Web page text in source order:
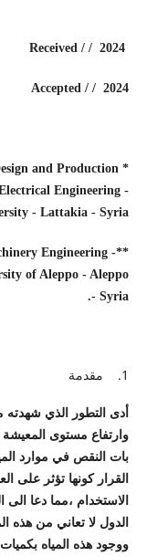
Accepted / / 2024
and Production
Engineering -
- Lattakia - Syria.
Engineering -
of Aleppo - Aleppo
- Syria.
1. مقدمة
أدى التطور الذي شهدته
وارتفاع مستوى
بات النقص في موارد
القرار كونها تؤثر على
الاستخدام ،مما دعا
الدول لا تعاني من هذه
ووجود هذه المياه